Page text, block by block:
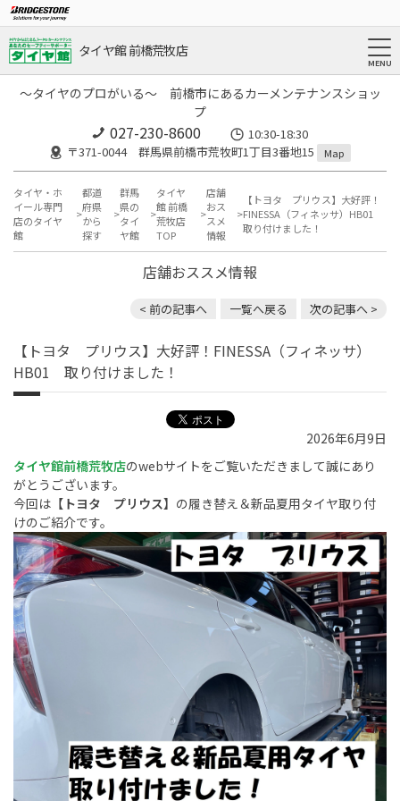
タイヤ館 前橋荒牧店
～タイヤのプロがいる～ 前橋市にあるカーメンテナンスショッ
プ
027-230-8600
10:30-18:30
〒371-0044 群馬県前橋市荒牧町1丁目3番地15
Map
タイヤ・ホ
イール専門
店のタイヤ
館
都道
府県
から
探す
群馬
県の
タイ
ヤ館
タイヤ
館 前橋
荒牧店
TOP
店舗
おス
スメ
情報
【トヨタ プリウス】大好評！
FINESSA（フィネッサ）HB01
取り付けました！
店舗おススメ情報
< 前の記事へ 一覧へ戻る 次の記事へ >
【トヨタ プリウス】大好評！FINESSA（フィネッサ）
HB01 取り付けました！
2026年6月9日
タイヤ館前橋荒牧店のwebサイトをご覧いただきまして誠にあり
がとうございます。
今回は 【トヨタ プリウス】 の履き替え＆新品夏用タイヤ取り付
けのご紹介です。